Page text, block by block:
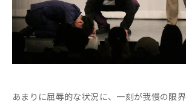
あまりに屈辱的な状況に、一刻が我慢の限